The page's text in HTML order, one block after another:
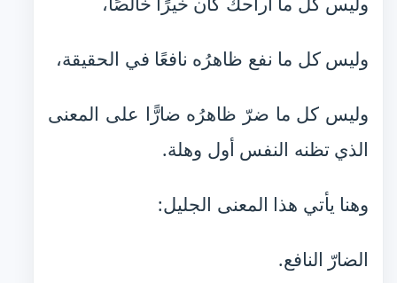
وليس كل ما نفع ظاهرُه نافعًا في الحقيقة،
وليس كل ما ضرّ ظاهرُه ضارًّا على المعنى
الذي تظنه النفس أول وهلة.
وهنا يأتي هذا المعنى الجليل:
الضارّ النافع.